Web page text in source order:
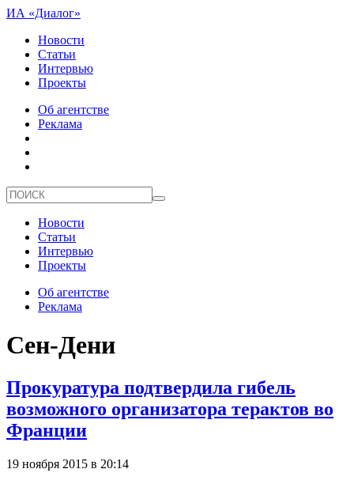
ИА «Диалог»
Новости
Статьи
Интервью
Проекты
Об агентстве
Реклама
Новости
Статьи
Интервью
Проекты
Об агентстве
Реклама
Сен-Дени
Прокуратура подтвердила гибель
возможного организатора терактов во
Франции
19 ноября 2015 в 20:14